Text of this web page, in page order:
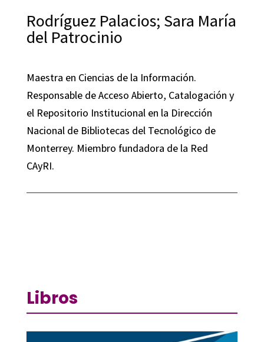
Rodríguez Palacios; Sara María
del Patrocinio
Maestra en Ciencias de la Información.
Responsable de Acceso Abierto, Catalogación y
el Repositorio Institucional en la Dirección
Nacional de Bibliotecas del Tecnológico de
Monterrey. Miembro fundadora de la Red
CAyRI.
Libros